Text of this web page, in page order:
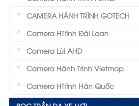
CAMERA HÀNH TRÌNH GOTECH
Camera HTrình Đài Loan
Camera Lùi AHD
Camera Hành Trình Vietmap
Camera HTrình Hàn Quốc